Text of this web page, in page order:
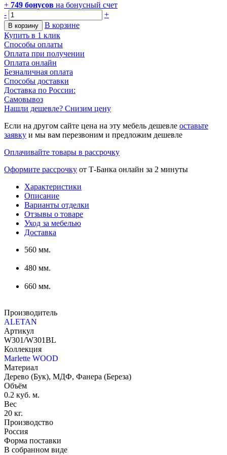
+ 749 бонусов на бонусный счет
-
+
В корзину
В корзине
Купить в 1 клик
Способы оплаты
Оплата при получении
Оплата онлайн
Безналичная оплата
Способы доставки
Доставка по России:
Самовывоз
Нашли дешевле? Снизим цену
Если на другом сайте цена на эту мебель дешевле оставьте
заявку и мы вам перезвоним и предложим дешевле
Оплачивайте товары в рассрочку
Оформите рассрочку от Т-Банка онлайн за 2 минуты
Характеристики
Описание
Варианты отделки
Отзывы о товаре
Уход за мебелью
Доставка
560 мм.
480 мм.
660 мм.
Производитель
ALETAN
Артикул
W301/W301BL
Коллекция
Marlette WOOD
Материал
Дерево (Бук), МДФ, Фанера (Береза)
Объём
0.2 куб. м.
Вес
20 кг.
Производство
Россия
Форма поставки
В собранном виде